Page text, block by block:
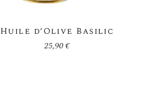
Huile d’Olive Basilic
25,90€